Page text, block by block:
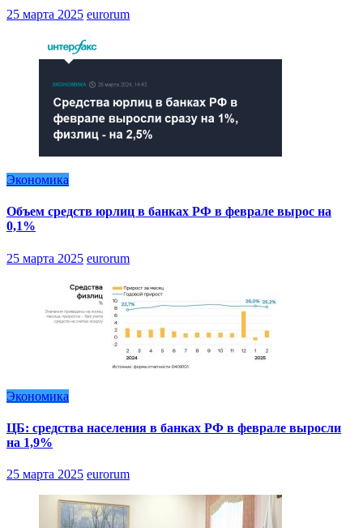
25 марта 2025 eurorum
Экономика
Объем средств юрлиц в банках РФ в феврале вырос на
0,1%
25 марта 2025 eurorum
Экономика
ЦБ: средства населения в банках РФ в феврале выросли
на 1,9%
25 марта 2025 eurorum